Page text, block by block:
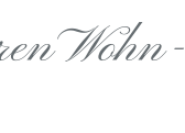
Wohn-